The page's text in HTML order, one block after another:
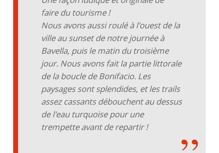
faire du tourisme !
Nous avons aussi roulé à l'ouest de la
ville au sunset de notre journée à
Bavella, puis le matin du troisième
jour. Nous avons fait la partie littorale
de la boucle de Bonifacio. Les
paysages sont splendides, et les trails
assez cassants débouchent au dessus
de l'eau turquoise pour une
trempette avant de repartir !